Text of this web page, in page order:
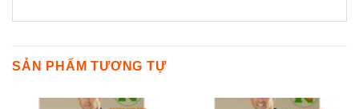
SẢN PHẨM TƯƠNG TỰ